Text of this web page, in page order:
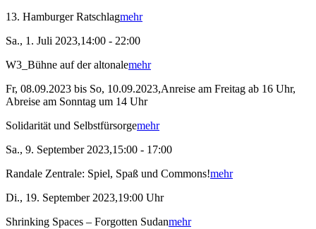
13. Hamburger Ratschlagmehr
Sa., 1. Juli 2023,14:00 - 22:00
W3_Bühne auf der altonalemehr
Fr, 08.09.2023 bis So, 10.09.2023,Anreise am Freitag ab 16 Uhr,
Abreise am Sonntag um 14 Uhr
Solidarität und Selbstfürsorgemehr
Sa., 9. September 2023,15:00 - 17:00
Randale Zentrale: Spiel, Spaß und Commons!mehr
Di., 19. September 2023,19:00 Uhr
Shrinking Spaces – Forgotten Sudanmehr